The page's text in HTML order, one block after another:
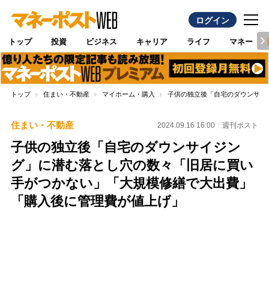
ログイン
トップ 投資 ビジネス キャリア ライフ マネー
トップ 住まい・不動産 マイホーム・購入 子供の独立後「自宅のダウンサ
住まい・不動産 2024.09.16 16:00 週刊ポスト
子供の独立後「自宅のダウンサイジン
グ」に潜む落とし穴の数々「旧居に買い
手がつかない」「大規模修繕で大出費」
「購入後に管理費が値上げ」